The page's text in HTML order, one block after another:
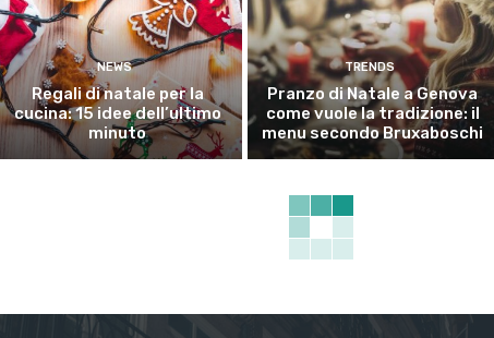
NEWS
Regali di natale per la
cucina: 15 idee dell’ultimo
minuto
TRENDS
Pranzo di Natale a Genova
come vuole la tradizione: il
menu secondo Bruxaboschi